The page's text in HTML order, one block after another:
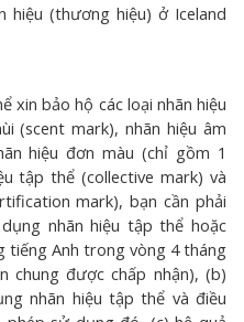
hiệu (thương hiệu) ở Iceland
xin bảo hộ các loại nhãn hiệu
(scent mark), nhãn hiệu âm
hiệu đơn màu (chỉ gồm 1
tập thể (collective mark) và
mark), bạn cần phải
nhãn hiệu tập thể hoặc
tiếng Anh trong vòng 4 tháng
chung được chấp nhận), (b)
nhãn hiệu tập thể và điều